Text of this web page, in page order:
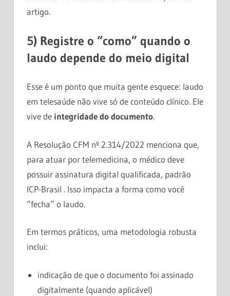
artigo.
5) Registre o “como” quando o
laudo depende do meio digital
Esse é um ponto que muita gente esquece: laudo
em telesaúde não vive só de conteúdo clínico. Ele
vive de integridade do documento.
A Resolução CFM nº 2.314/2022 menciona que,
para atuar por telemedicina, o médico deve
possuir assinatura digital qualificada, padrão
ICP-Brasil . Isso impacta a forma como você
“fecha” o laudo.
Em termos práticos, uma metodologia robusta
inclui:
indicação de que o documento foi assinado
digitalmente (quando aplicável)